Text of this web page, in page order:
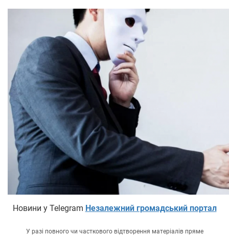
Новини у Telegram Незалежний громадський портал
У разі повного чи часткового відтворення матеріалів пряме